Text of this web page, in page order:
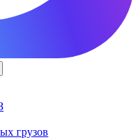
грузов